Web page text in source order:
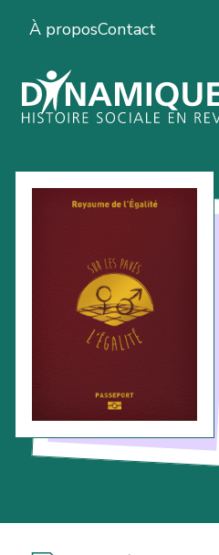
À proposContact